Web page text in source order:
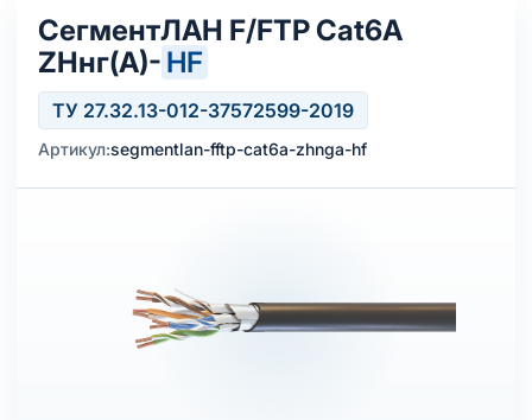
СегментЛАН F/FTP Cat6A
ZHнг(А)- HF
ТУ 27.32.13-012-37572599-2019
Артикул:segmentlan-fftp-cat6a-zhnga-hf